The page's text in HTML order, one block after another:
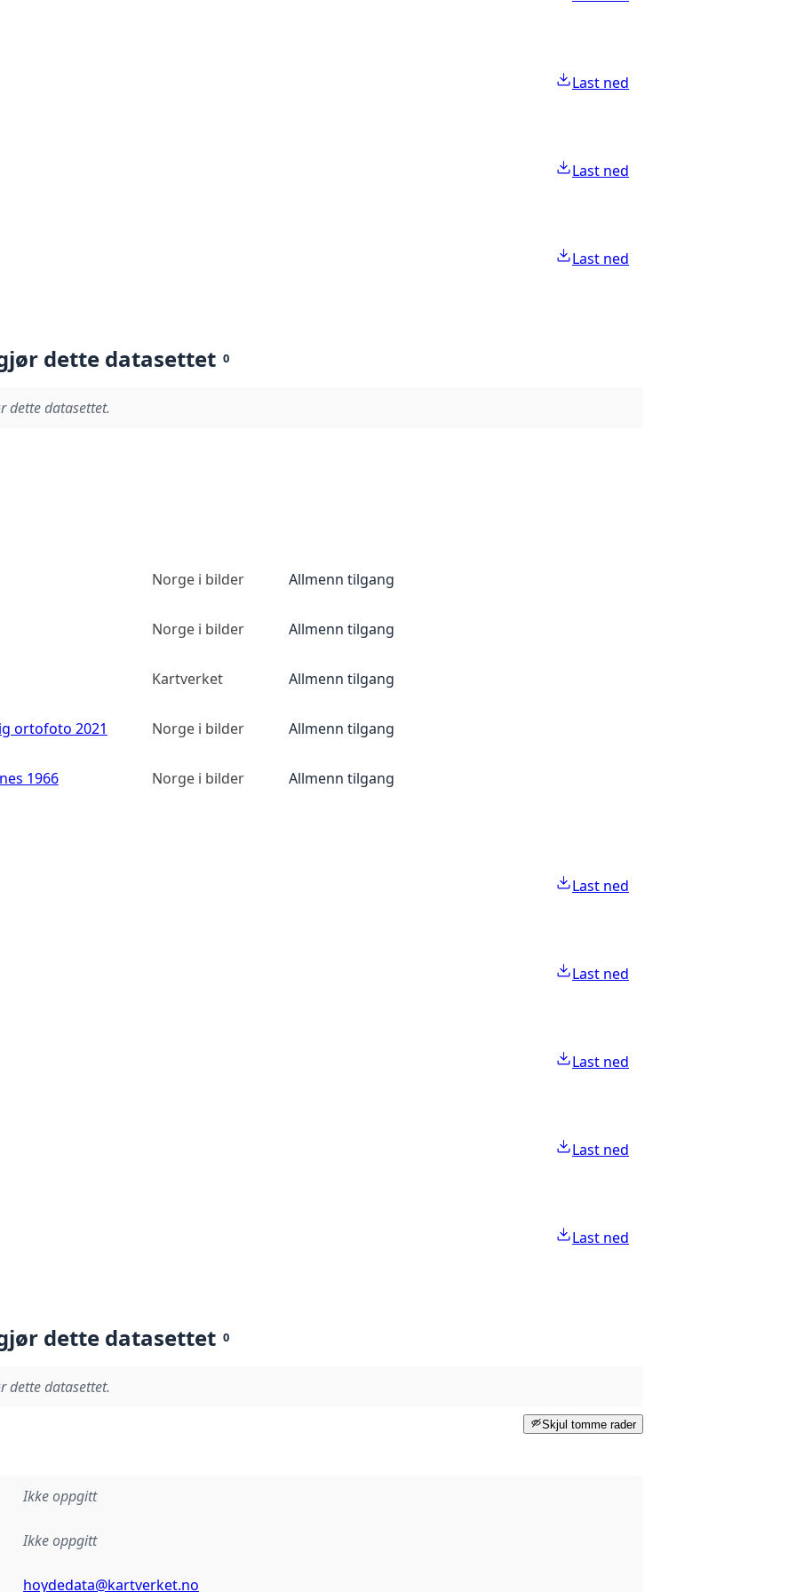
Last ned
Last ned
Last ned
dette datasettet 0
dette datasettet.
Norge i bilder Allmenn tilgang
Norge i bilder Allmenn tilgang
Kartverket Allmenn tilgang
ortofoto 2021 Norge i bilder Allmenn tilgang
1966 Norge i bilder Allmenn tilgang
Last ned
Last ned
Last ned
Last ned
Last ned
dette datasettet 0
dette datasettet.
Skjul tomme rader
Ikke oppgitt
Ikke oppgitt
hoydedata@kartverket.no